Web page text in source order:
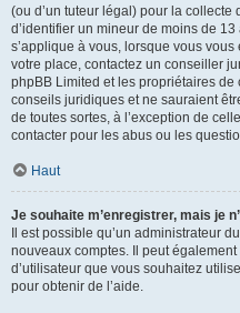
(ou d’un tuteur légal) pour la collecte
d’identifier un mineur de moins de
s’applique à vous, lorsque vous
votre place, contactez un conseiller
phpBB Limited et les propriétaires
conseils juridiques et ne sauraient
de toutes sortes, à l’exception de
contacter pour les abus ou les
Haut
Je souhaite m’enregistrer, mais je
Il est possible qu’un administrateur
nouveaux comptes. Il peut
d’utilisateur que vous souhaitez
pour obtenir de l’aide.